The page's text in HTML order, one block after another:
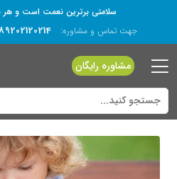
سلامتی برترین نعمت است و
جهت تماس و مشاوره:
مشاوره رایگان